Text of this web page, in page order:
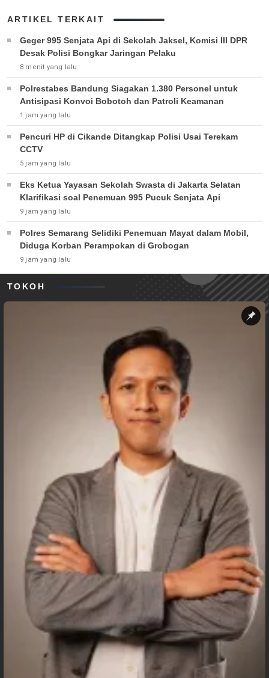
ARTIKEL TERKAIT
Geger 995 Senjata Api di Sekolah Jaksel, Komisi III DPR
Desak Polisi Bongkar Jaringan Pelaku
8 menit yang lalu
Polrestabes Bandung Siagakan 1.380 Personel untuk
Antisipasi Konvoi Bobotoh dan Patroli Keamanan
1 jam yang lalu
Pencuri HP di Cikande Ditangkap Polisi Usai Terekam
CCTV
5 jam yang lalu
Eks Ketua Yayasan Sekolah Swasta di Jakarta Selatan
Klarifikasi soal Penemuan 995 Pucuk Senjata Api
9 jam yang lalu
Polres Semarang Selidiki Penemuan Mayat dalam Mobil,
Diduga Korban Perampokan di Grobogan
9 jam yang lalu
TOKOH